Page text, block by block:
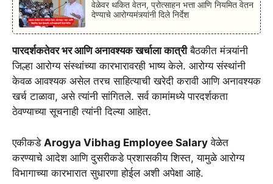
वेळेवर थकित वेतन, प्रोत्साहन भत्ता आणि नियमित वेतन
देण्याचे आरोग्यमंत्र्यांनी दिले निर्देश
पारदर्शकतेवर भर आणि अनावश्यक खर्चाला कात्रीबैठकीत मंत्र्यांनी
जिल्हा आरोग्य संस्थांच्या कारभारावरही भाष्य केले. आरोग्य संस्थांनी
केवळ आवश्यक असेल तरच साहित्याची खरेदी करावी आणि अनावश्यक
खर्च टाळावा, असे त्यांनी सांगितले. सर्व कामांमध्ये पारदर्शकता
ठेवण्याच्या सूचनाही त्यांनी दिल्या आहेत.
एकीकडे Arogya Vibhag Employee Salary वेळेत
करण्याचे आदेश आणि दुसरीकडे प्रशासकीय शिस्त, यामुळे आरोग्य
विभागाच्या कारभारात सुधारणा होईल अशी अपेक्षा आहे.